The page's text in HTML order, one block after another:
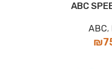
ABC,
₪